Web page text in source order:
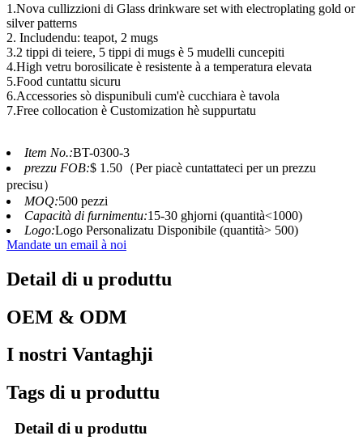
1.Nova cullizzioni di Glass drinkware set with electroplating gold or
silver patterns
2. Includendu: teapot, 2 mugs
3.2 tippi di teiere, 5 tippi di mugs è 5 mudelli cuncepiti
4.High vetru borosilicate è resistente à a temperatura elevata
5.Food cuntattu sicuru
6.Accessories sò dispunibuli cum'è cucchiara è tavola
7.Free collocation è Customization hè suppurtatu
Item No.:BT-0300-3
prezzu FOB:$ 1.50（Per piacè cuntattateci per un prezzu
precisu）
MOQ:500 pezzi
Capacità di furnimentu:15-30 ghjorni (quantità<1000)
Logo:Logo Personalizatu Disponibile (quantità> 500)
Mandate un email à noi
Detail di u produttu
OEM & ODM
I nostri Vantaghji
Tags di u produttu
Detail di u produttu